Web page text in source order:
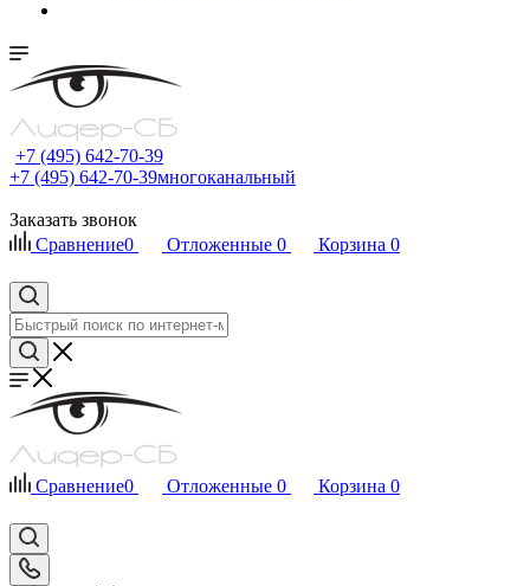
+7 (495) 642-70-39
+7 (495) 642-70-39многоканальный
Заказать звонок
Сравнение0 Отложенные 0 Корзина 0
Сравнение0 Отложенные 0 Корзина 0